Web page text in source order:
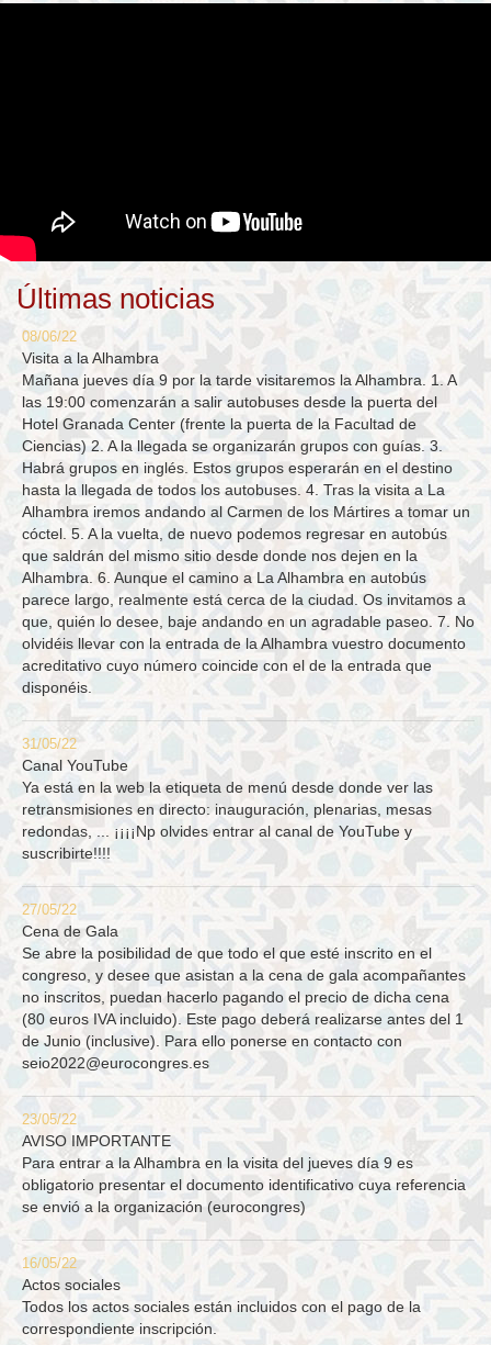
Últimas noticias
08/06/22
Visita a la Alhambra
Mañana jueves día 9 por la tarde visitaremos la Alhambra. 1. A
las 19:00 comenzarán a salir autobuses desde la puerta del
Hotel Granada Center (frente la puerta de la Facultad de
Ciencias) 2. A la llegada se organizarán grupos con guías. 3.
Habrá grupos en inglés. Estos grupos esperarán en el destino
hasta la llegada de todos los autobuses. 4. Tras la visita a La
Alhambra iremos andando al Carmen de los Mártires a tomar un
cóctel. 5. A la vuelta, de nuevo podemos regresar en autobús
que saldrán del mismo sitio desde donde nos dejen en la
Alhambra. 6. Aunque el camino a La Alhambra en autobús
parece largo, realmente está cerca de la ciudad. Os invitamos a
que, quién lo desee, baje andando en un agradable paseo. 7. No
olvidéis llevar con la entrada de la Alhambra vuestro documento
acreditativo cuyo número coincide con el de la entrada que
disponéis.
31/05/22
Canal YouTube
Ya está en la web la etiqueta de menú desde donde ver las
retransmisiones en directo: inauguración, plenarias, mesas
redondas, ... ¡¡¡¡Np olvides entrar al canal de YouTube y
suscribirte!!!!
27/05/22
Cena de Gala
Se abre la posibilidad de que todo el que esté inscrito en el
congreso, y desee que asistan a la cena de gala acompañantes
no inscritos, puedan hacerlo pagando el precio de dicha cena
(80 euros IVA incluido). Este pago deberá realizarse antes del 1
de Junio (inclusive). Para ello ponerse en contacto con
seio2022@eurocongres.es
23/05/22
AVISO IMPORTANTE
Para entrar a la Alhambra en la visita del jueves día 9 es
obligatorio presentar el documento identificativo cuya referencia
se envió a la organización (eurocongres)
16/05/22
Actos sociales
Todos los actos sociales están incluidos con el pago de la
correspondiente inscripción.